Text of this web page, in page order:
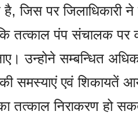
जिस पर जिलाधिकारी
कि तत्काल पंप संचालक
उन्होने सम्बन्धित
समस्याएं एवं शिकायतें
तत्काल निराकरण हो